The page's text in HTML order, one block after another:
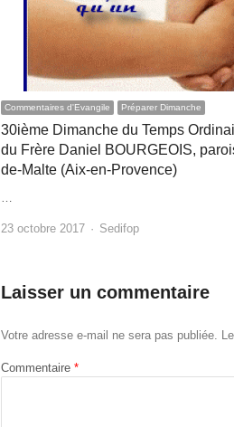
Commentaires d'Evangile Préparer Dimanche
30ième Dimanche du Temps
du Frère Daniel BOURGEOIS,
de-Malte (Aix-en-Provence)
23 octobre 2017 Author
Sedifop
Laisser un commentaire
Votre adresse e-mail ne sera pas publiée.
Commentaire *